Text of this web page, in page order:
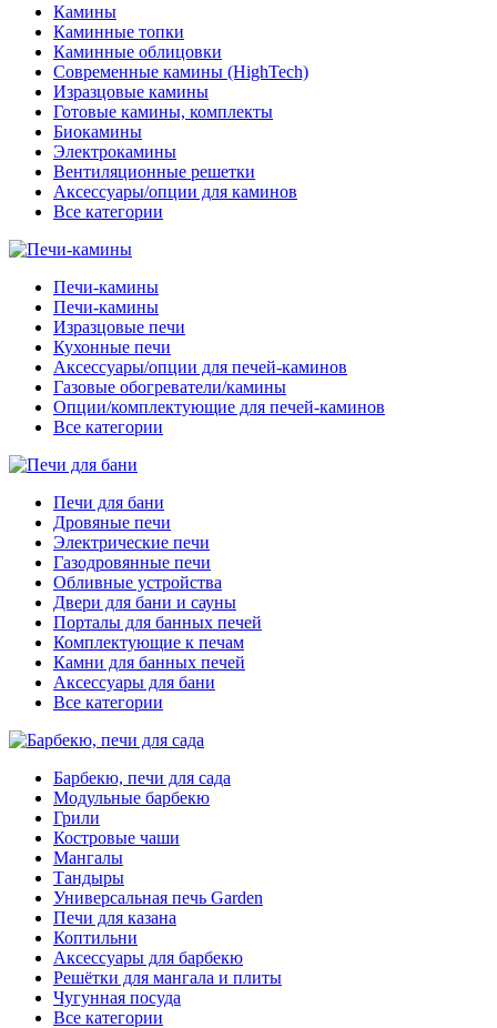
Камины
Каминные топки
Каминные облицовки
Современные камины (HighTech)
Изразцовые камины
Готовые камины, комплекты
Биокамины
Электрокамины
Вентиляционные решетки
Аксессуары/опции для каминов
Все категории
Печи-камины
Печи-камины
Изразцовые печи
Кухонные печи
Аксессуары/опции для печей-каминов
Газовые обогреватели/камины
Опции/комплектующие для печей-каминов
Все категории
Печи для бани
Дровяные печи
Электрические печи
Газодровянные печи
Обливные устройства
Двери для бани и сауны
Порталы для банных печей
Комплектующие к печам
Камни для банных печей
Аксессуары для бани
Все категории
Барбекю, печи для сада
Модульные барбекю
Грили
Костровые чаши
Мангалы
Тандыры
Универсальная печь Garden
Печи для казана
Коптильни
Аксессуары для барбекю
Решётки для мангала и плиты
Чугунная посуда
Все категории